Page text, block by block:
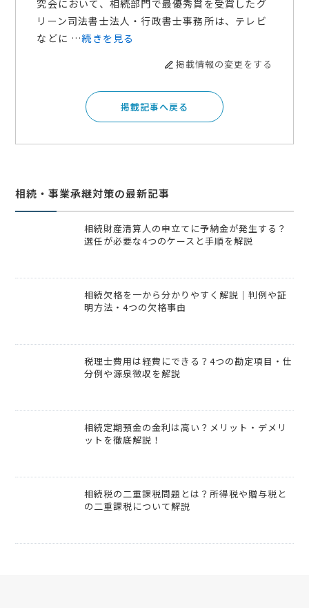
究会において、相続部門で最優秀賞を受賞したグ
リーン司法書士法人・行政書士事務所は、テレビ
などに …続きを見る
掲載情報の変更をする
掲載記事へ戻る
相続・事業承継対策の最新記事
相続財産清算人の申立てに予納金が発生する？
選任が必要な4つのケースと手順を解説
相続欠格を一から分かりやすく解説｜判例や証
明方法・4つの欠格事由
税理士費用は経費にできる？4つの勘定項目・仕
分例や源泉徴収を解説
相続定期預金の金利は高い？メリット・デメリ
ットを徹底解説！
相続税の二重課税問題とは？所得税や贈与税と
の二重課税について解説